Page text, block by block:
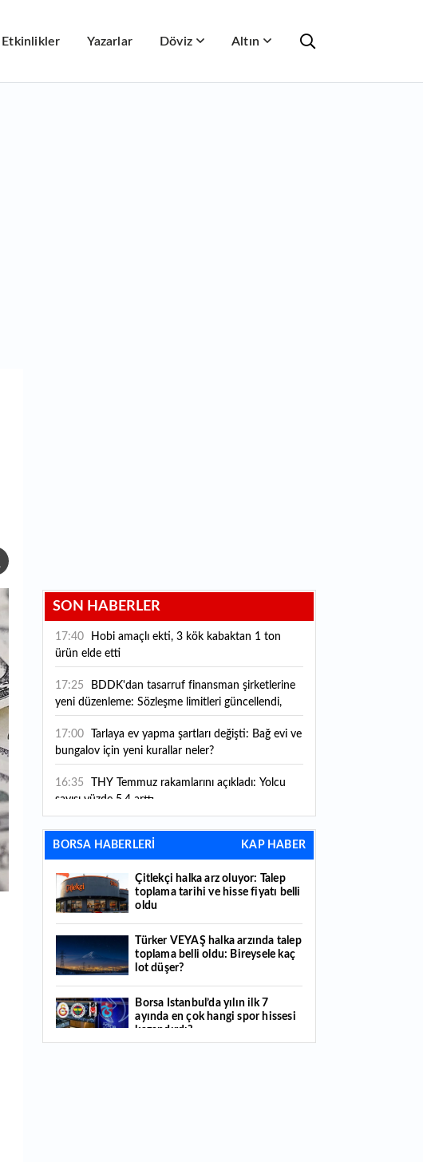
Etkinlikler Yazarlar Döviz Altın
SON HABERLER
17:40
ürün elde etti
17:25
yeni düzenleme: Sözleşme limitleri güncellendi,
yeni kurallar yürürlüğe girdi
17:00
bungalov için yeni kurallar neler?
16:35
sayısı yüzde 5,4 arttı
16:27 Piyasaların beklediği veri geldi: ABD tarım
dışı istihdam rakamları açıklandı
16:24 Çitlekçi halka arz oluyor: Talep toplama
tarihi ve hisse fiyatı belli oldu
yapmak istediğini savundu
16:04 Boğaz’ın kıtaları birleştiren ruhu Memorial
16:01 Hafta sonu hava nasıl olacak?
BORSA HABERLERİ KAP HABER
Çitlekçi halka arz oluyor: Talep
toplama tarihi ve hisse fiyatı belli
oldu
Türker VEYAŞ halka arzında talep
toplama belli oldu: Bireysele kaç
lot düşer?
Borsa İstanbul’da yılın ilk 7
ayında en çok hangi spor hissesi
kazandırdı?